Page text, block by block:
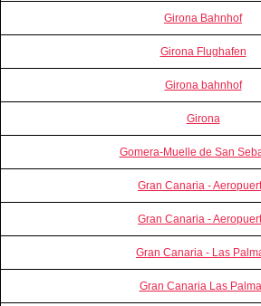
Girona Bahnhof
Girona Flughafen
Girona bahnhof
Girona
Gomera-Muelle de San
Gran Canaria -
Gran Canaria -
Gran Canaria - Las
Gran Canaria Las